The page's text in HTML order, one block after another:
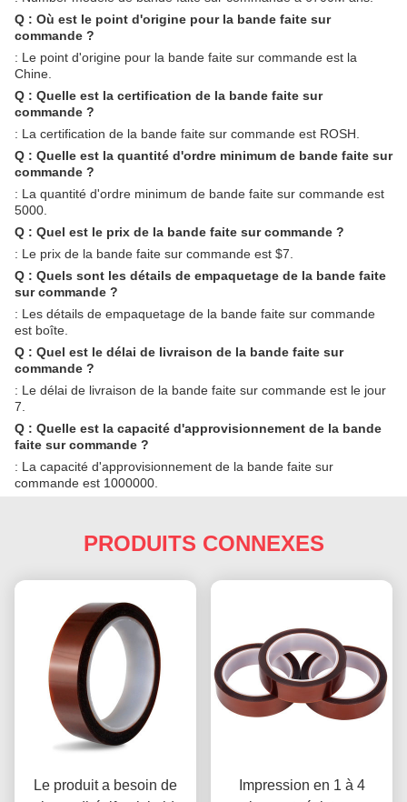
Q : Où est le point d'origine pour la bande faite sur
commande ?
: Le point d'origine pour la bande faite sur commande est la
Chine.
Q : Quelle est la certification de la bande faite sur
commande ?
: La certification de la bande faite sur commande est ROSH.
Q : Quelle est la quantité d'ordre minimum de bande faite sur
commande ?
: La quantité d'ordre minimum de bande faite sur commande est
5000.
Q : Quel est le prix de la bande faite sur commande ?
: Le prix de la bande faite sur commande est $7.
Q : Quels sont les détails de empaquetage de la bande faite
sur commande ?
: Les détails de empaquetage de la bande faite sur commande
est boîte.
Q : Quel est le délai de livraison de la bande faite sur
commande ?
: Le délai de livraison de la bande faite sur commande est le jour
7.
Q : Quelle est la capacité d'approvisionnement de la bande
faite sur commande ?
: La capacité d'approvisionnement de la bande faite sur
commande est 1000000.
PRODUITS CONNEXES
Le produit a besoin de
Impression en 1 à 4